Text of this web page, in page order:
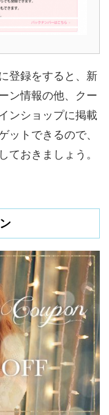
登録をすると、新
ン情報の他、クー
ンショップに掲載
ットできるので、
ておきましょう。